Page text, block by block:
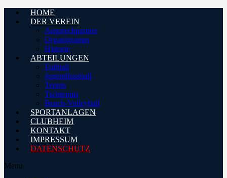
HOME
DER VEREIN
Ansprechpartner
Organigramm
Historie
ABTEILUNGEN
Fußball
Jugendfussball
Tennis
Tschtennis
Beach-Volleyball
SPORTANLAGEN
CLUBHEIM
KONTAKT
IMPRESSUM
DATENSCHUTZ
Menu